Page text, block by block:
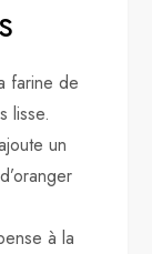
farine de
lisse.
un
à la